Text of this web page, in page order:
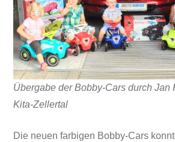
Übergabe der Bobby-Cars durch Jan
Kita-Zellertal
Die neuen farbigen Bobby-Cars